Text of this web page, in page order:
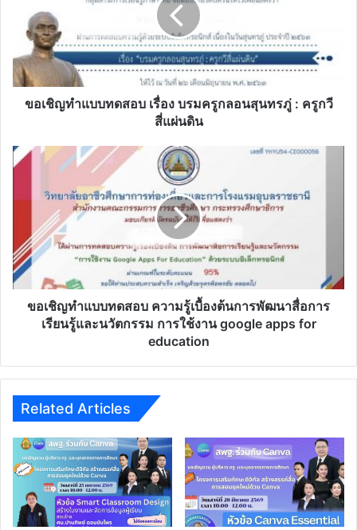
ทดสอบ
เรื่อง
บรม
ครู
กลอน
สุนทร
ครู
กวี
แผ่น
ขอเชิญทำแบบทดสอบ เรื่อง บรมครูกลอนสุนทรภู่ : ครูกวี
สี่แผ่นดิน
ขอ
เชิญ
แบบ
ความ
รู้
เบื้อง
ต้น
การ
เรียน
และ
นวัตกรรม
การ
ใช้
งาน
google
apps
for
ขอเชิญทำแบบทดสอบ ความรู้เบื้องต้นการพัฒนาสื่อการ
เรียนรู้และนวัตกรรม การใช้งาน google apps for
education
Related Articles